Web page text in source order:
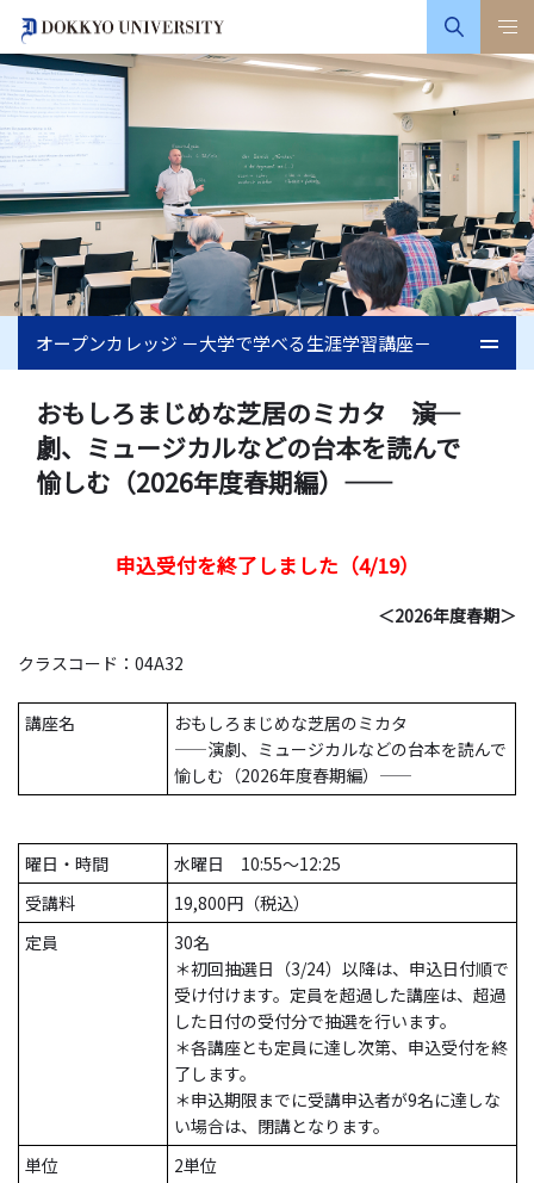
オープンカレッジ －大学で学べる生涯学習講座－
おもしろまじめな芝居のミカタ ――演
劇、ミュージカルなどの台本を読んで
愉しむ（2026年度春期編）――
申込受付を終了しました（4/19）
＜2026年度春期＞
クラスコード：04A32
講座名
おもしろまじめな芝居のミカタ
――演劇、ミュージカルなどの台本を読んで
愉しむ（2026年度春期編）――
曜日・時間
水曜日 10:55～12:25
受講料
19,800円（税込）
定員
30名
＊初回抽選日（3/24）以降は、申込日付順で
受け付けます。定員を超過した講座は、超過
した日付の受付分で抽選を行います。
＊各講座とも定員に達し次第、申込受付を終
了します。
＊申込期限までに受講申込者が9名に達しな
い場合は、閉講となります。
単位
2単位